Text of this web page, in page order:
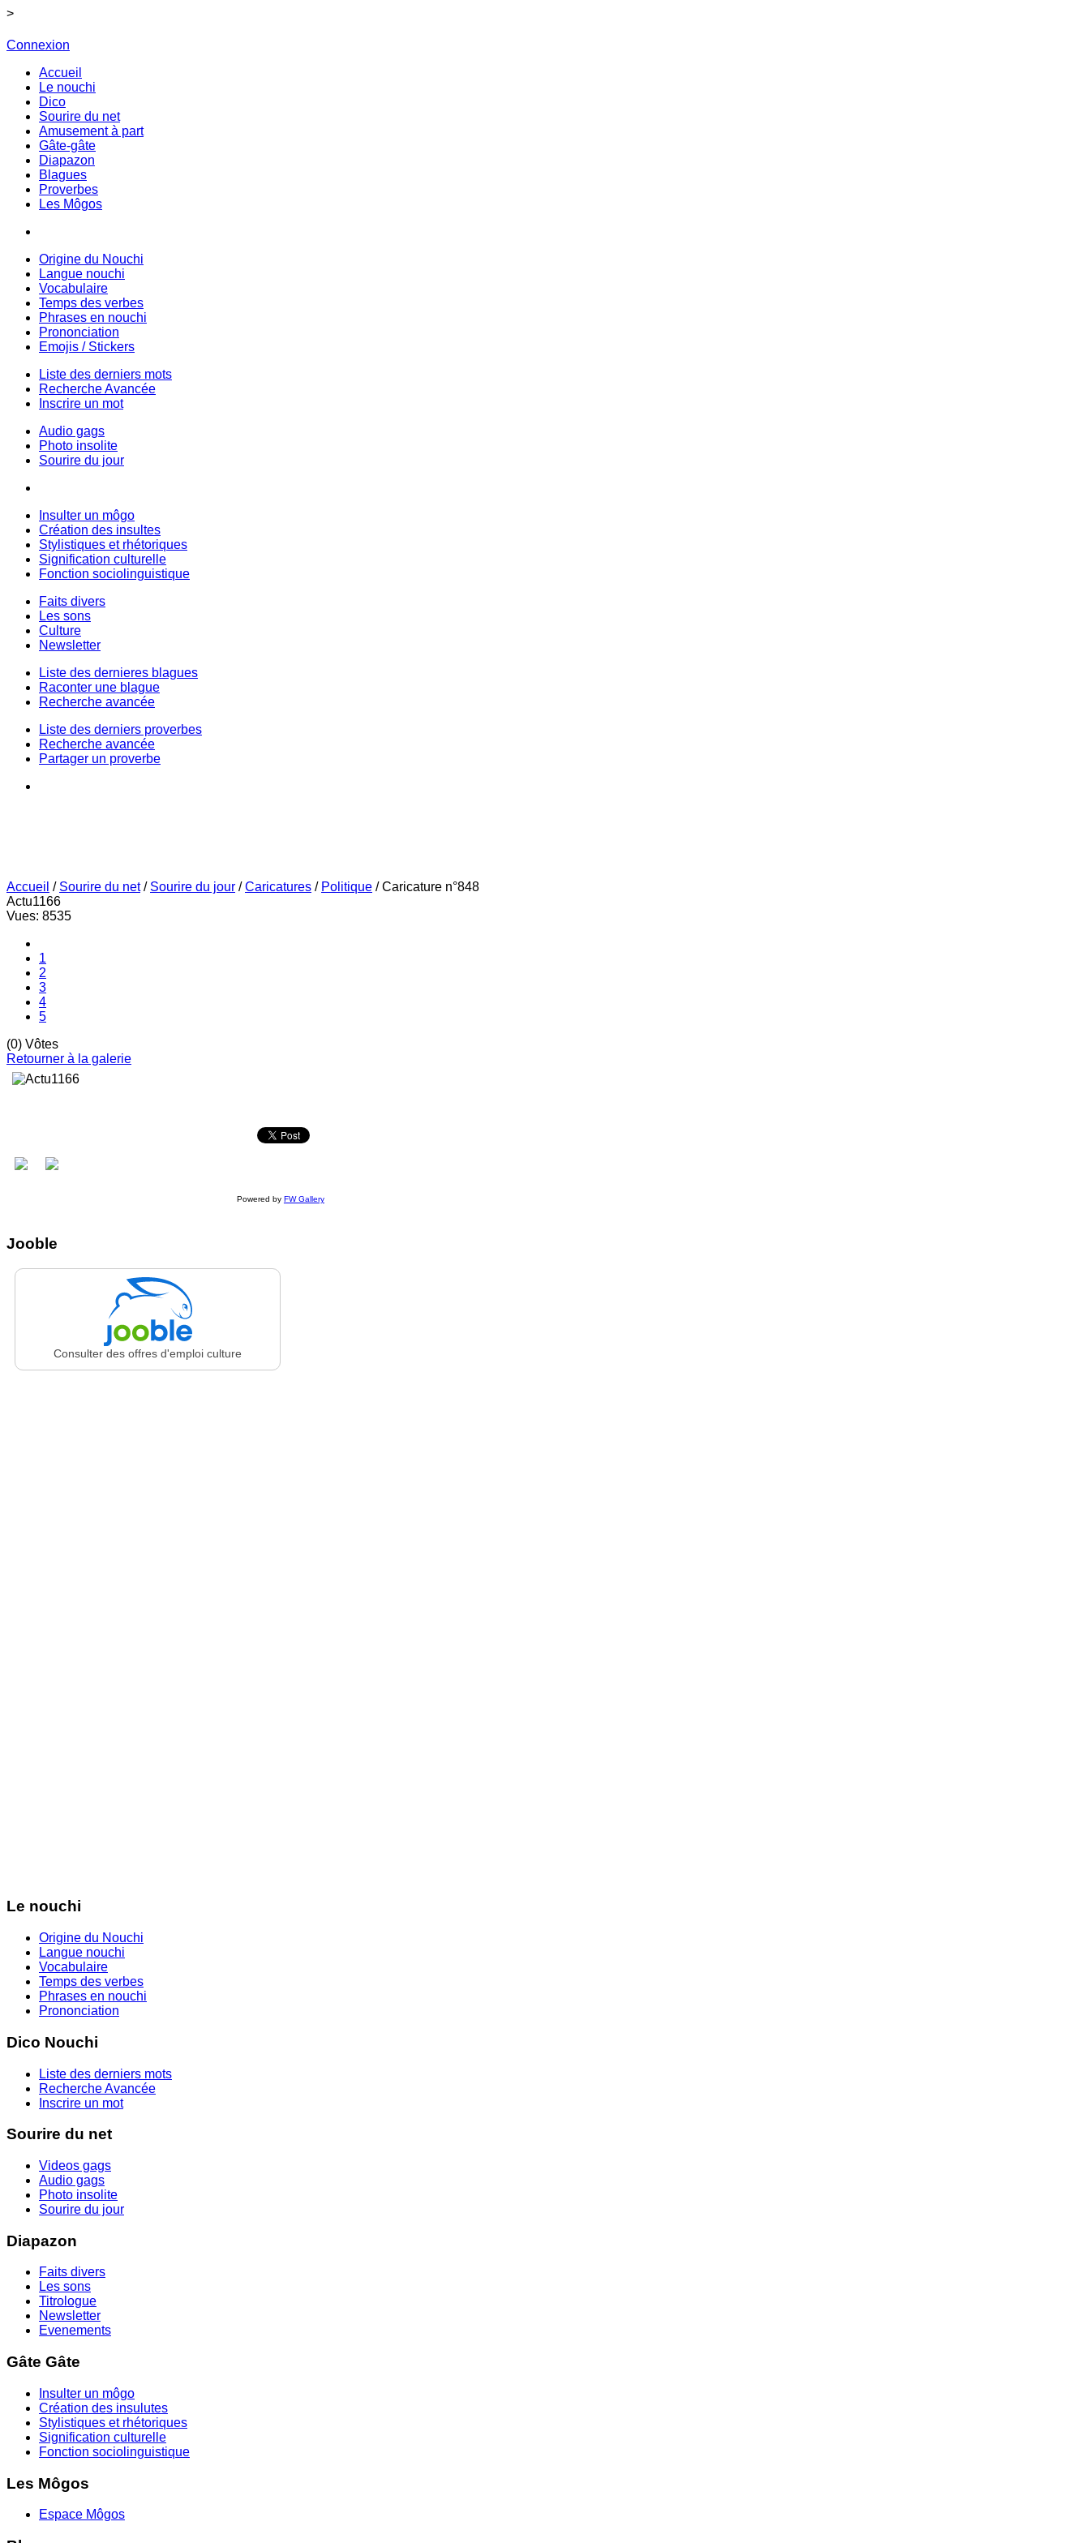
>
Connexion
Accueil
Le nouchi
Dico
Sourire du net
Amusement à part
Gâte-gâte
Diapazon
Blagues
Proverbes
Les Môgos
Origine du Nouchi
Langue nouchi
Vocabulaire
Temps des verbes
Phrases en nouchi
Prononciation
Emojis / Stickers
Liste des derniers mots
Recherche Avancée
Inscrire un mot
Audio gags
Photo insolite
Sourire du jour
Insulter un môgo
Création des insultes
Stylistiques et rhétoriques
Signification culturelle
Fonction sociolinguistique
Faits divers
Les sons
Culture
Newsletter
Liste des dernieres blagues
Raconter une blague
Recherche avancée
Liste des derniers proverbes
Recherche avancée
Partager un proverbe
Accueil / Sourire du net / Sourire du jour /Caricatures / Politique /Caricature n°848
Actu1166
Vues: 8535
1
2
3
4
5
(0) Vôtes
Retourner à la galerie
Powered by FW Gallery
Jooble
Consulter des offres d'emploi culture
Le nouchi
Origine du Nouchi
Langue nouchi
Vocabulaire
Temps des verbes
Phrases en nouchi
Prononciation
Dico Nouchi
Liste des derniers mots
Recherche Avancée
Inscrire un mot
Sourire du net
Videos gags
Audio gags
Photo insolite
Sourire du jour
Diapazon
Faits divers
Les sons
Titrologue
Newsletter
Evenements
Gâte Gâte
Insulter un môgo
Création des insulutes
Stylistiques et rhétoriques
Signification culturelle
Fonction sociolinguistique
Les Môgos
Espace Môgos